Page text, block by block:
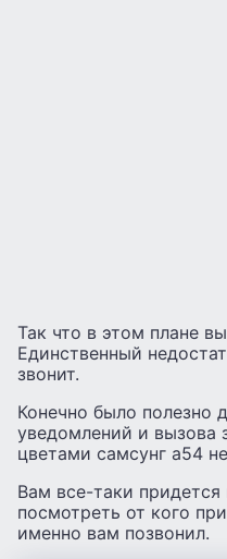
Так что в этом плане
Единственный
звонит.
Конечно было полезно
уведомлений и вызова
цветами самсунг а54
Вам все-таки придется
посмотреть от кого
именно вам позвонил.